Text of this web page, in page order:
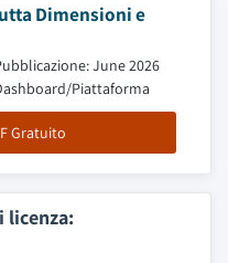
Dimensioni e
June 2026
Piattaforma
Gratuito
licenza: